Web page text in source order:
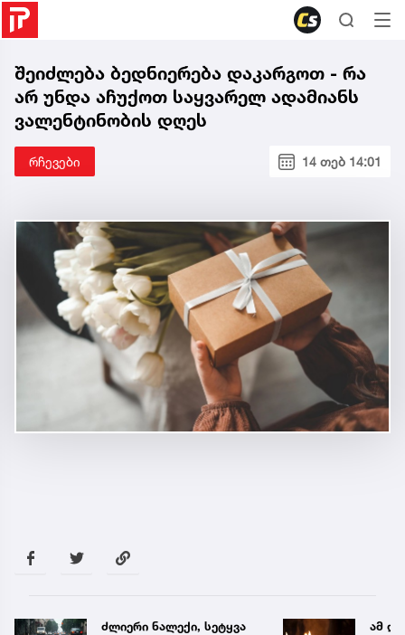
შეიძლება ბედნიერება დაკარგოთ - რა
არ უნდა აჩუქოთ საყვარელ ადამიანს
ვალენტინობის დღეს
რჩევები 14 თებ 14:01
ძლიერი ნალექი, სეტყვა
ამ